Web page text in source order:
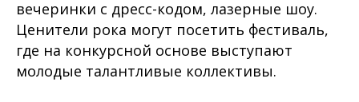
вечеринки с дресс-кодом, лазерные шоу.
Ценители рока могут посетить фестиваль,
где на конкурсной основе выступают
молодые талантливые коллективы.